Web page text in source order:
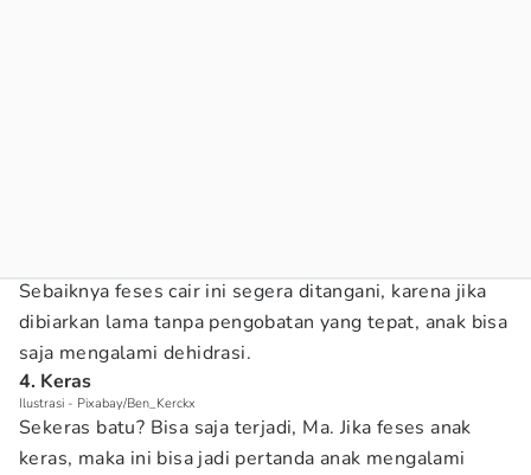
Sebaiknya feses cair ini segera ditangani, karena jika
dibiarkan lama tanpa pengobatan yang tepat, anak bisa
saja mengalami dehidrasi.
4. Keras
Ilustrasi - Pixabay/Ben_Kerckx
Sekeras batu? Bisa saja terjadi, Ma. Jika feses anak
keras, maka ini bisa jadi pertanda anak mengalami